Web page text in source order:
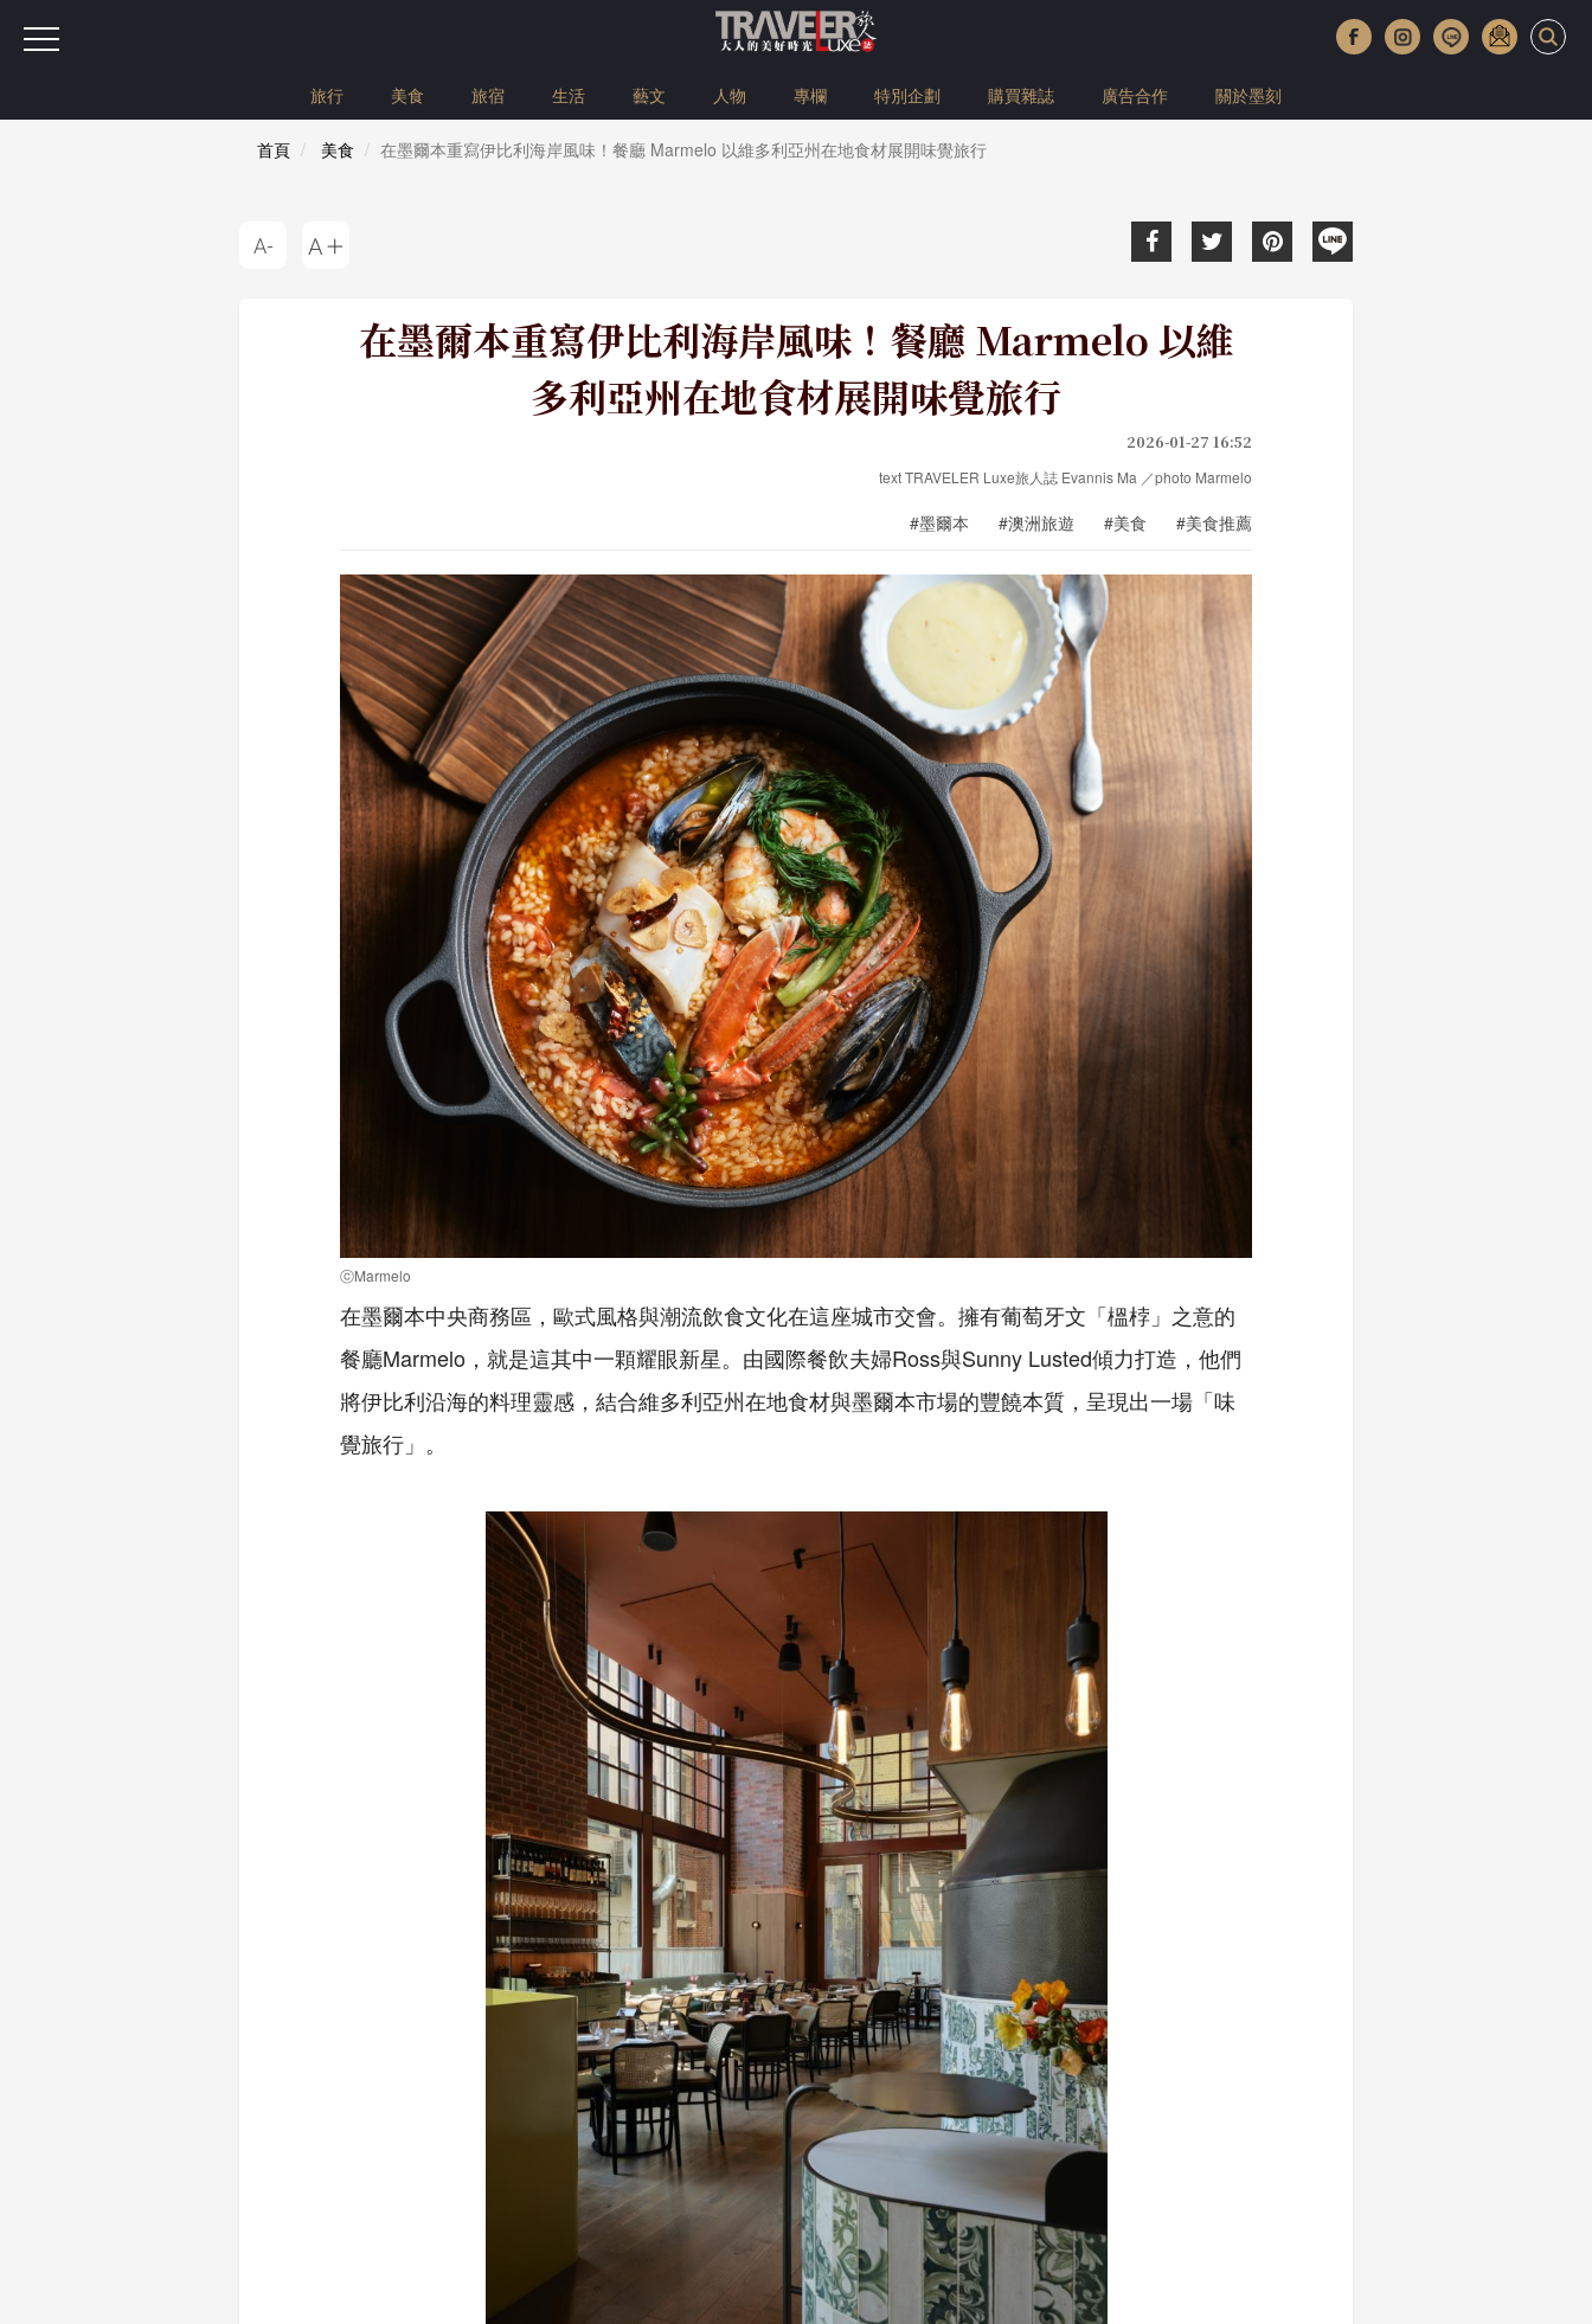
旅行 美食 旅宿 生活 藝文 人物 專欄 特別企劃 購買雜誌 廣告合作 關於墨刻
首頁 美食 在墨爾本重寫伊比利海岸風味！餐廳 Marmelo 以維多利亞州在地食材展開味覺旅行
在墨爾本重寫伊比利海岸風味！餐廳 Marmelo 以維
多利亞州在地食材展開味覺旅行
2026-01-27 16:52
text TRAVELER Luxe旅人誌 Evannis Ma ／photo Marmelo
#墨爾本 #澳洲旅遊 #美食 #美食推薦
ⓒMarmelo
在墨爾本中央商務區，歐式風格與潮流飲食文化在這座城市交會。擁有葡萄牙文「榲桲」之意的
餐廳Marmelo，就是這其中一顆耀眼新星。由國際餐飲夫婦Ross與Sunny Lusted傾力打造，他們
將伊比利沿海的料理靈感，結合維多利亞州在地食材與墨爾本市場的豐饒本質，呈現出一場「味
覺旅行」。